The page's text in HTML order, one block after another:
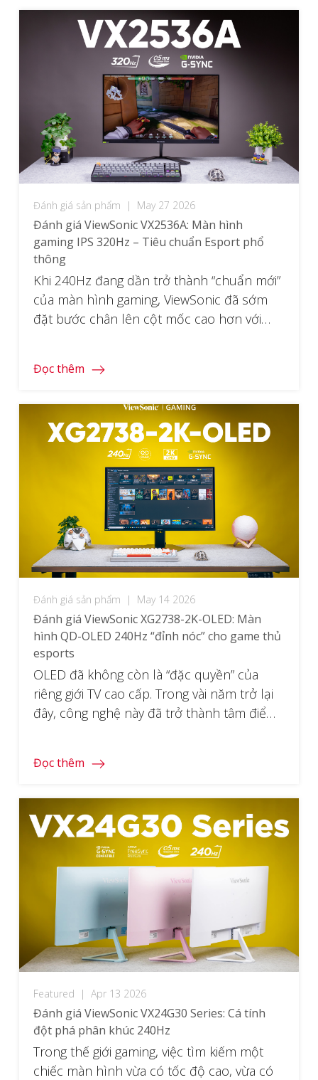
Đánh giá sản phẩm | May 27 2026
Đánh giá ViewSonic VX2536A: Màn hình
gaming IPS 320Hz – Tiêu chuẩn Esport phổ
thông
Khi 240Hz đang dần trở thành “chuẩn mới”
của màn hình gaming, ViewSonic đã sớm
đặt bước chân lên cột mốc cao hơn với
quét lên tới 320Hz và tốc độ phản hồi
Đọc thêm
Đánh giá sản phẩm | May 14 2026
Đánh giá ViewSonic XG2738-2K-OLED: Màn
hình QD-OLED 240Hz “đỉnh nóc” cho game thủ
esports
OLED đã không còn là “đặc quyền” của
riêng giới TV cao cấp. Trong vài năm trở lại
đây, công nghệ này đã trở thành tâm điểm
súng mạnh mẽ tiếp theo từ ViewSonic. Với
Đọc thêm
Featured | Apr 13 2026
Đánh giá ViewSonic VX24G30 Series: Cá tính
đột phá phân khúc 240Hz
Trong thế giới gaming, việc tìm kiếm một
chiếc màn hình vừa có tốc độ cao, vừa có